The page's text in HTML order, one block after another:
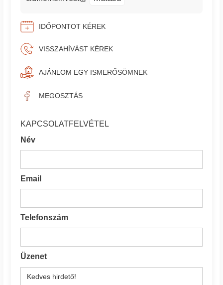
IDŐPONTOT KÉREK
VISSZAHÍVÁST KÉREK
AJÁNLOM EGY ISMERŐSÖMNEK
MEGOSZTÁS
KAPCSOLATFELVÉTEL
Név
Email
Telefonszám
Üzenet